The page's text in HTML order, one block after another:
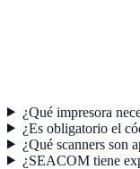
¿Qué impresora
¿Es obligatorio el
¿Qué scanners son
¿SEACOM tiene